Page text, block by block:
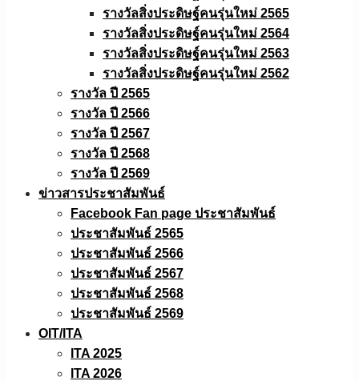
รางวัลสิ่งประดิษฐ์คนรุ่นใหม่ 2565
รางวัลสิ่งประดิษฐ์คนรุ่นใหม่ 2564
รางวัลสิ่งประดิษฐ์คนรุ่นใหม่ 2563
รางวัลสิ่งประดิษฐ์คนรุ่นใหม่ 2562
รางวัล ปี 2565
รางวัล ปี 2566
รางวัล ปี 2567
รางวัล ปี 2568
รางวัล ปี 2569
ข่าวสารประชาสัมพันธ์
Facebook Fan page ประชาสัมพันธ์
ประชาสัมพันธ์ 2565
ประชาสัมพันธ์ 2566
ประชาสัมพันธ์ 2567
ประชาสัมพันธ์ 2568
ประชาสัมพันธ์ 2569
OIT/ITA
ITA 2025
ITA 2026